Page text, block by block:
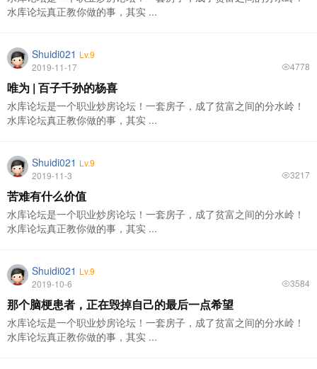
水库论坛真正教你做的事，其实 ...
Shuidi021 Lv.9
2019-11-17
4778
唯为 | 百子千孙的杨喜
水库论坛是一个职业炒房论坛！一套房子，成了贫富之间的分水岭！
水库论坛真正教你做的事，其实 ...
Shuidi021 Lv.9
2019-11-3
3217
苦难有什么价值
水库论坛是一个职业炒房论坛！一套房子，成了贫富之间的分水岭！
水库论坛真正教你做的事，其实 ...
Shuidi021 Lv.9
2019-10-6
3584
那个脑梗患者，正在毁掉自己的最后一点希望
水库论坛是一个职业炒房论坛！一套房子，成了贫富之间的分水岭！
水库论坛真正教你做的事，其实 ...